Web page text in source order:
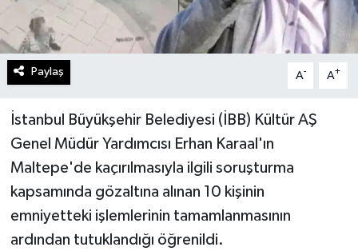
Paylaş A- A+
İstanbul Büyükşehir Belediyesi (İBB) Kültür AŞ
Genel Müdür Yardımcısı Erhan Karaal'ın
Maltepe'de kaçırılmasıyla ilgili soruşturma
kapsamında gözaltına alınan 10 kişinin
emniyetteki işlemlerinin tamamlanmasının
ardından tutuklandığı öğrenildi.